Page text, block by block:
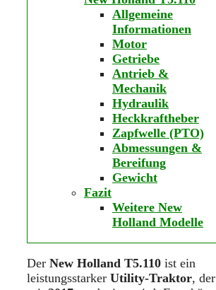
Allgemeine
Informationen
Motor
Getriebe
Antrieb &
Mechanik
Hydraulik
Heckkraftheber
Zapfwelle (PTO)
Abmessungen &
Bereifung
Gewicht
Fazit
Weitere New
Holland Modelle
Der New Holland T5.110 ist ein
leistungsstarker Utility-Traktor, der